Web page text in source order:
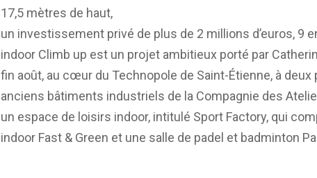
17,5 mètres de haut,
un investissement privé de plus de 2 millions d’euros, 9
indoor Climb up est un projet ambitieux porté par
fin août, au cœur du Technopole de Saint-Étienne, à
anciens bâtiments industriels de la Compagnie des
un espace de loisirs indoor, intitulé Sport Factory, qui
indoor Fast & Green et une salle de padel et badminton